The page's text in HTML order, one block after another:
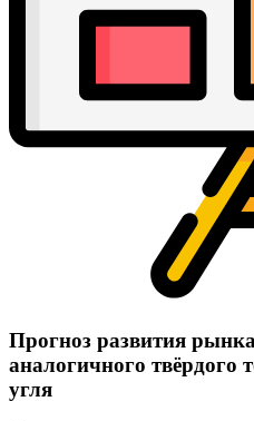
Прогноз развития
аналогичного твёрдого
угля